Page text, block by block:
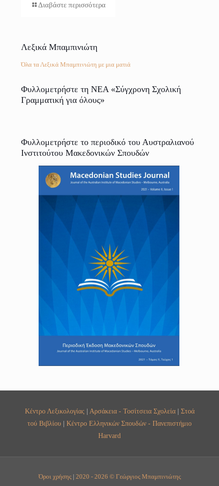
Διαβάστε περισσότερα
Λεξικά Μπαμπινιώτη
Όλα τα Λεξικά Μπαμπινιώτη με μια ματιά
Φυλλομετρήστε τη ΝΕΑ «Σύγχρονη Σχολική
Γραμματική για όλους»
Φυλλομετρήστε το περιοδικό του Αυστραλιανού
Ινστιτούτου Μακεδονικών Σπουδών
Κέντρο Λεξικολογίας | Αρσάκεια - Τοσίτσεια Σχολεία| Στοά
τού Βιβλίου | Κέντρο Ελληνικών Σπουδών - Πανεπιστήμιο
Harvard
Όροι χρήσης| 2020 - 2026 © Γεώργιος Μπαμπινιώτης